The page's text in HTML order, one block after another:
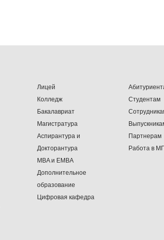
Лицей
Колледж
Бакалавриат
Магистратура
Аспирантура и
Докторантура
MBA и EMBA
Дополнительное
образование
Цифровая кафедра
Студентам
Партнерам
Работа в